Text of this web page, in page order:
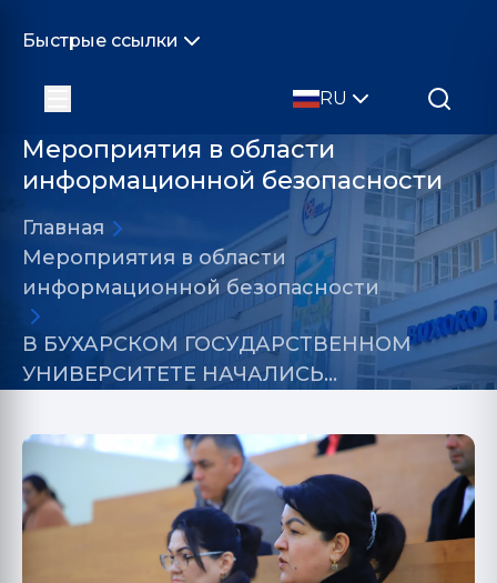
Быстрые ссылки
RU
Мероприятия в области
информационной безопасности
Главная
Мероприятия в области
информационной безопасности
В БУХАРСКОМ ГОСУДАРСТВЕННОМ
УНИВЕРСИТЕТЕ НАЧАЛИСЬ…